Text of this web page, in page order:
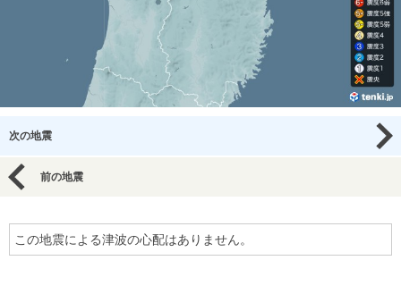
次の地震
前の地震
この地震による津波の心配はありません。